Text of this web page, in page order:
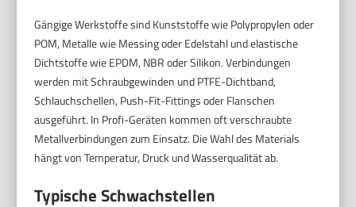
Gängige Werkstoffe sind Kunststoffe wie Polypropylen oder
POM, Metalle wie Messing oder Edelstahl und elastische
Dichtstoffe wie EPDM, NBR oder Silikon. Verbindungen
werden mit Schraubgewinden und PTFE-Dichtband,
Schlauchschellen, Push-Fit-Fittings oder Flanschen
ausgeführt. In Profi-Geräten kommen oft verschraubte
Metallverbindungen zum Einsatz. Die Wahl des Materials
hängt von Temperatur, Druck und Wasserqualität ab.
Typische Schwachstellen